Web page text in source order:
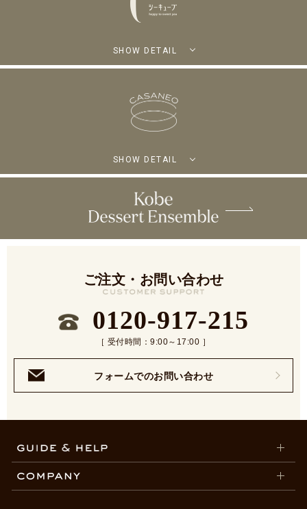
SHOW DETAIL
SHOW DETAIL
ご注文・お問い合わせ
0120-917-215
［ 受付時間：9:00～17:00 ］
フォームでのお問い合わせ